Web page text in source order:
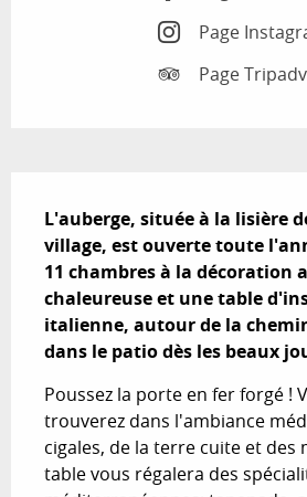
Page
Page
L'auberge, située à la lisière
village, est ouverte toute
11 chambres à la décoration
chaleureuse et une table
italienne, autour de la
dans le patio dès les beaux
Poussez la porte en fer forgé !
trouverez dans l'ambiance
cigales, de la terre cuite et des
table vous régalera des